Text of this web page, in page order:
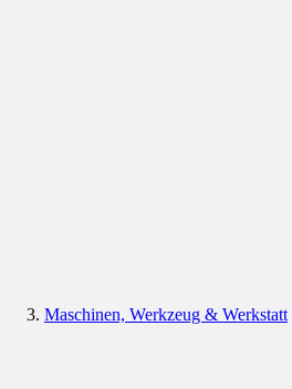
Maschinen, Werkzeug & Werkstatt